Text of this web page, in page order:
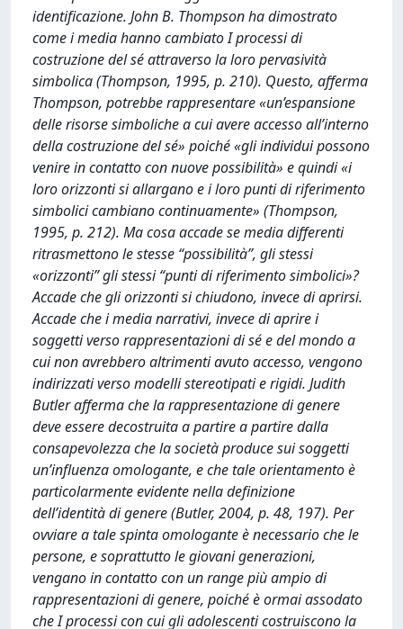
identificazione. John B. Thompson ha dimostrato
come i media hanno cambiato I processi di
costruzione del sé attraverso la loro pervasività
simbolica (Thompson, 1995, p. 210). Questo, afferma
Thompson, potrebbe rappresentare «un’espansione
delle risorse simboliche a cui avere accesso all’interno
della costruzione del sé» poiché «gli individui possono
venire in contatto con nuove possibilità» e quindi «i
loro orizzonti si allargano e i loro punti di riferimento
simbolici cambiano continuamente» (Thompson,
1995, p. 212). Ma cosa accade se media differenti
ritrasmettono le stesse “possibilità”, gli stessi
«orizzonti” gli stessi “punti di riferimento simbolici»?
Accade che gli orizzonti si chiudono, invece di aprirsi.
Accade che i media narrativi, invece di aprire i
soggetti verso rappresentazioni di sé e del mondo a
cui non avrebbero altrimenti avuto accesso, vengono
indirizzati verso modelli stereotipati e rigidi. Judith
Butler afferma che la rappresentazione di genere
deve essere decostruita a partire a partire dalla
consapevolezza che la società produce sui soggetti
un’influenza omologante, e che tale orientamento è
particolarmente evidente nella definizione
dell’identità di genere (Butler, 2004, p. 48, 197). Per
ovviare a tale spinta omologante è necessario che le
persone, e soprattutto le giovani generazioni,
vengano in contatto con un range più ampio di
rappresentazioni di genere, poiché è ormai assodato
che I processi con cui gli adolescenti costruiscono la